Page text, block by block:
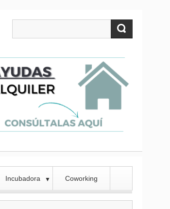
Incubadora ▼ Coworking